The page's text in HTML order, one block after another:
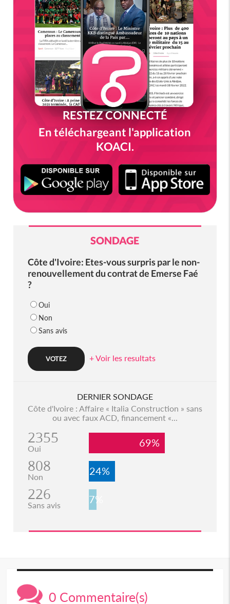
RESTEZ CONNECTÉ
En téléchargeant l'application
KOACI.
SONDAGE
Côte d'Ivoire: Etes-vous surpris par le non-
renouvellement du contrat de Emerse Faé
?
Oui
Non
Sans avis
+ Voir les resultats
DERNIER SONDAGE
Côte d'Ivoire : Affaire « Italia Construction » sans
ou avec faux ACD, financement «...
2355
Oui 69%
808
Non 24%
226
Sans avis 7%
0 Commentaire(s)